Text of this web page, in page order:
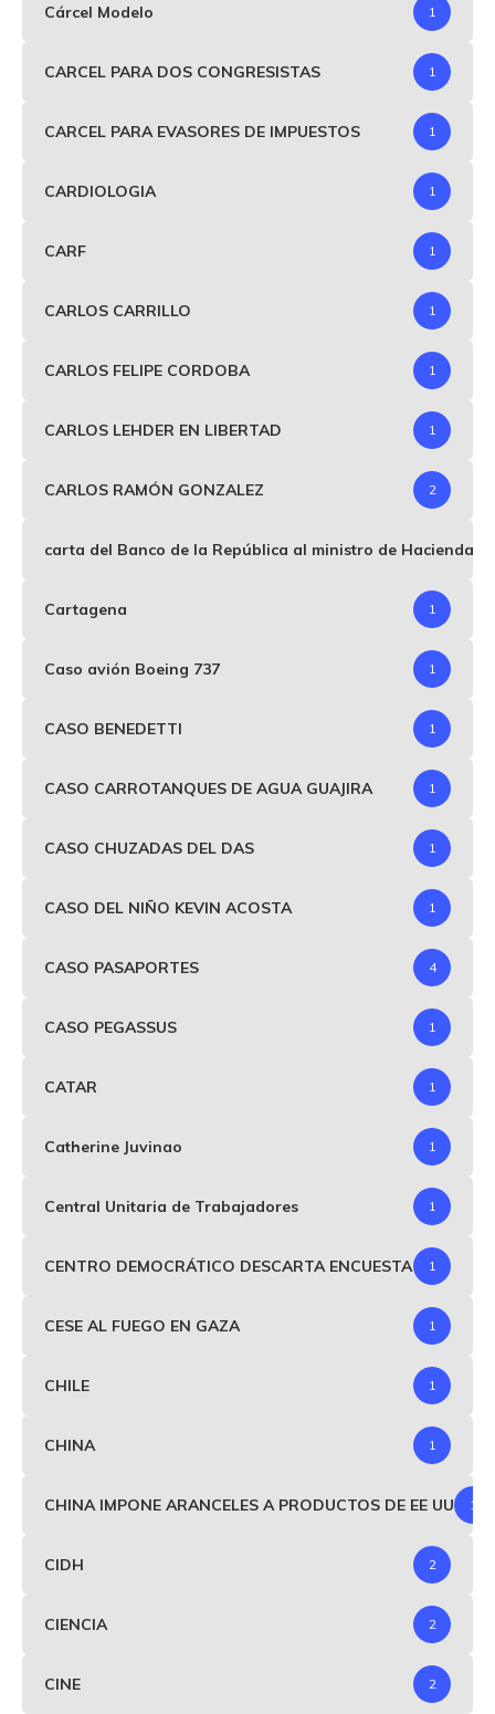
Cárcel Modelo 1
CARCEL PARA DOS CONGRESISTAS 1
CARCEL PARA EVASORES DE IMPUESTOS 1
CARDIOLOGIA 1
CARF 1
CARLOS CARRILLO 1
CARLOS FELIPE CORDOBA 1
CARLOS LEHDER EN LIBERTAD 1
CARLOS RAMÓN GONZALEZ 2
carta del Banco de la República al ministro de Hacienda
Cartagena 1
Caso avión Boeing 737 1
CASO BENEDETTI 1
CASO CARROTANQUES DE AGUA GUAJIRA 1
CASO CHUZADAS DEL DAS 1
CASO DEL NIÑO KEVIN ACOSTA 1
CASO PASAPORTES 4
CASO PEGASSUS 1
CATAR 1
Catherine Juvinao 1
Central Unitaria de Trabajadores 1
CENTRO DEMOCRÁTICO DESCARTA ENCUESTA 1
CESE AL FUEGO EN GAZA 1
CHILE 1
CHINA 1
CHINA IMPONE ARANCELES A PRODUCTOS DE EE UU 1
CIDH 2
CIENCIA 2
CINE 2